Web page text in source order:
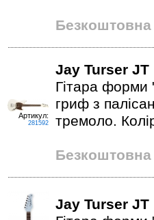
Безкоштовна
Артикул:
281592
Jay Turser JT
Гітара форми
гриф з
тремоло.
Безкоштовна
Jay Turser JT